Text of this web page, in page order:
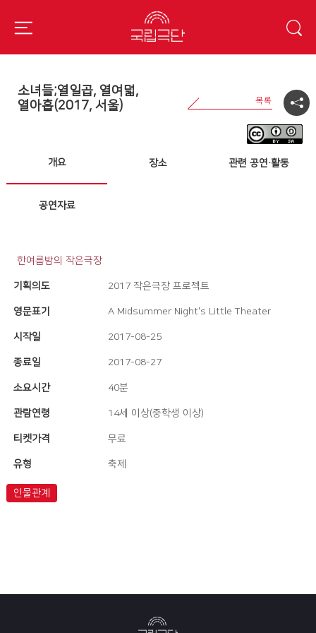
소녀들;열일곱, 열여덟,
열아홉(2017, 서울)
개요 장소 관련 공연·활동
공연자료
한여름밤의 작은극장
기획의도 2017 작은극장 프로젝트
영문표기 A Midsummer Night's Little Theater
시작일 2017-08-25
종료일 2017-08-27
소요시간 40분
관람연령 14세 이상(중학생 이상)
티켓가격 무료
유형 축제
인물관계